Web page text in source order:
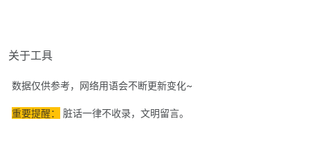
关于工具
数据仅供参考，网络用语会不断更新变化~
重要提醒： 脏话一律不收录，文明留言。